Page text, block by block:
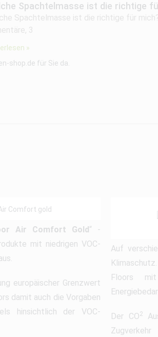
Spachtelmasse ist die richtige
Spachtelmasse ist die richtige für
3
»
shop.de für Sie da.
Air Comfort Gold“ -
mit niedrigen VOC-
europäischer Grenzwert
damit auch die Vorgaben
hinsichtlich der VOC-
Auf
Floors mit
Der CO2